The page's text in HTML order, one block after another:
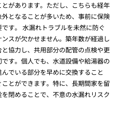
があります。ただし、こちらも経年
となることが多いため、事前に保険
す。 水漏れトラブルを未然に防ぐ
スが欠かせません。築年数が経過し
協力し、共用部分の配管の点検や更
す。個人でも、水道設備や給湯器の
でいる部分を早めに交換すること
とができます。特に、長期間家を留
閉めることで、不意の水漏れリスク